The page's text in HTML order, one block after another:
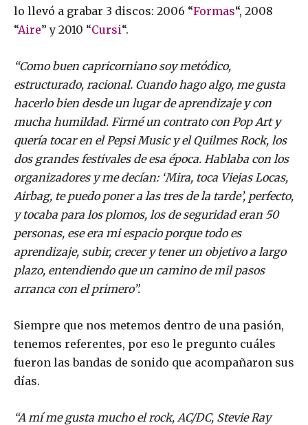
lo llevó a grabar 3 discos: 2006 “Formas“, 2008
“Aire” y 2010 “Cursi“.
“Como buen capricorniano soy metódico,
estructurado, racional. Cuando hago algo, me gusta
hacerlo bien desde un lugar de aprendizaje y con
mucha humildad. Firmé un contrato con Pop Art y
quería tocar en el Pepsi Music y el Quilmes Rock, los
dos grandes festivales de esa época. Hablaba con los
organizadores y me decían: ‘Mira, toca Viejas Locas,
Airbag, te puedo poner a las tres de la tarde’, perfecto,
y tocaba para los plomos, los de seguridad eran 50
personas, ese era mi espacio porque todo es
aprendizaje, subir, crecer y tener un objetivo a largo
plazo, entendiendo que un camino de mil pasos
arranca con el primero”.
Siempre que nos metemos dentro de una pasión,
tenemos referentes, por eso le pregunto cuáles
fueron las bandas de sonido que acompañaron sus
días.
“A mí me gusta mucho el rock, AC/DC, Stevie Ray